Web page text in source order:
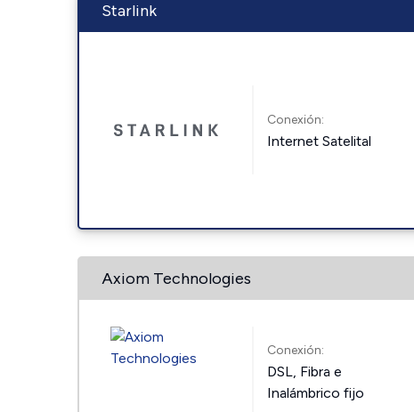
Starlink
Conexión:
Internet Satelital
Axiom Technologies
Conexión:
DSL, Fibra e
Inalámbrico fijo